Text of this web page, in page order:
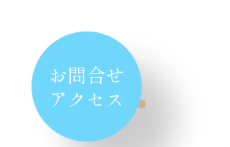
お問合せ
アクセス